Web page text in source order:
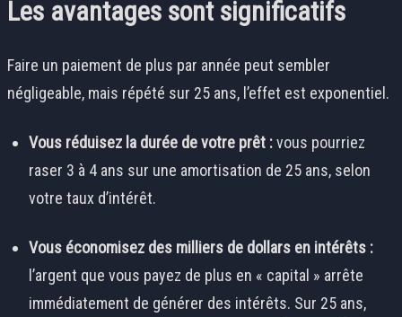
Les avantages sont significatifs
Faire un paiement de plus par année peut sembler
négligeable, mais répété sur 25 ans, l’effet est exponentiel.
Vous réduisez la durée de votre prêt :vous pourriez
raser 3 à 4 ans sur une amortisation de 25 ans, selon
votre taux d’intérêt.
Vous économisez des milliers de dollars en intérêts :
l’argent que vous payez de plus en « capital » arrête
immédiatement de générer des intérêts. Sur 25 ans,